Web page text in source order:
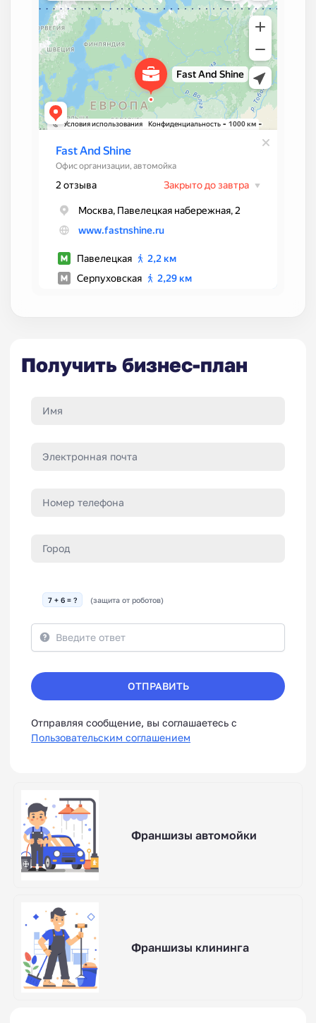
Получить бизнес-план
7 + 6 = ? (защита от роботов)
ОТПРАВИТЬ
Отправляя сообщение, вы соглашаетесь с
Пользовательским соглашением
Франшизы автомойки
Франшизы клининга